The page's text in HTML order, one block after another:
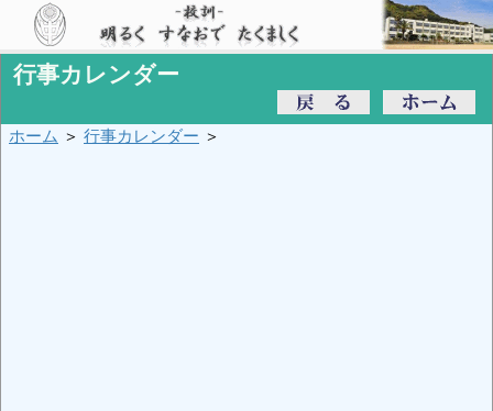
行事カレンダー
ホーム ＞ 行事カレンダー ＞